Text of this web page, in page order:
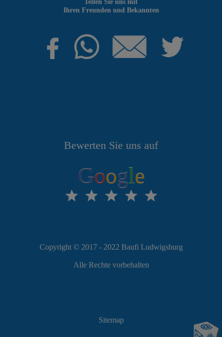
Bewerten Sie uns auf
Google
Ihren Freunden und Bekannten
Copyright © 2017 - 2022 Baufi Ludwigsburg
Alle Rechte vorbehalten
Sitemap